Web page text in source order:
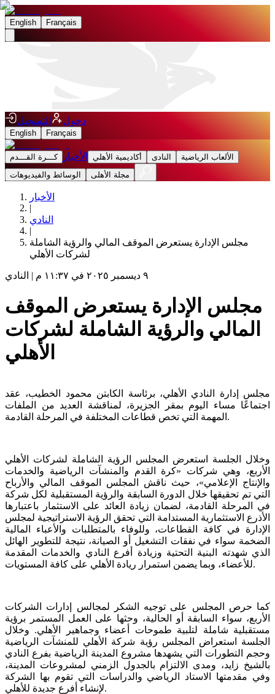
English Français
دخول التسجيل
English Français
كـــرة القـــدم الأخبار أكاديمية الأهلي النادى
الألعاب الرياضية
الوسائط والفيديوهات
مجلة الأهلى
الأخبار
|
النادي
|
مجلس الإدارة يستعرض الموقف المالي والرؤية الشاملة
لشركات الأهلي
٩ ديسمبر ٢٠٢٥ في ١١:٣٧ م | النادي
مجلس الإدارة يستعرض الموقف
المالي والرؤية الشاملة لشركات
الأهلي
مجلس إدارة النادي الأهلي، برئاسة الكابتن محمود الخطيب، عقد
اجتماعًا مساء اليوم بمقر الجزيرة، لمناقشة العديد من الملفات
المهمة التي تخص قطاعات المختلفة في المرحلة القادمة.
وخلال الجلسة استعرض المجلس الرؤية الشاملة لشركات الأهلي
الأربع، وهي شركات «كرة القدم والمنشآت الرياضية والخدمات
والإنتاج الإعلامي»، حيث ناقش المجلس الموقف المالي والأرباح
التي تم تحقيقها خلال الدورة السابقة والرؤية المستقبلية لكل شركة
في المرحلة القادمة، لضمان زيادة العائد على الاستثمار باعتبارها
الأذرع الاستثمارية المستدامة التي تحقق الرؤية الاستراتيجية لمجلس
الإدارة في كافة القطاعات، وللوفاء بالمتطلبات والأعباء المالية
الضخمة سواء في نفقات التشغيل أو الصيانة، نتيجة للتطوير الهائل
الذي شهدته البنية التحتية وزيادة أفرع النادي والخدمات المقدمة
للأعضاء، وبما يضمن استمرار ريادة الأهلي على كافة المستويات.
كما حرص المجلس على توجيه الشكر لمجالس إدارات الشركات
الأربع، سواء السابقة أو الحالية، وحثها على العمل المستمر برؤية
مستقبلية شاملة لتلبية طموحات أعضاء وجماهير الأهلي. وخلال
الجلسة استعراض المجلس رؤية شركة الأهلي للمنشآت الرياضية
وحجم التطورات التي يشهدها مشروع المدينة الرياضية بفرع النادي
بالشيخ زايد، ومدى الالتزام بالجدول الزمني لمشروعات المدينة،
وفي مقدمتها الاستاد الرياضي والدراسات التي تقوم بها الشركة
لإنشاء أفرع جديدة للأهلي.